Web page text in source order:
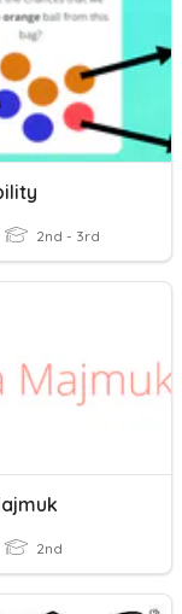
2nd - 3rd
2nd